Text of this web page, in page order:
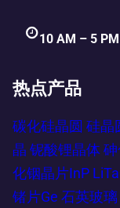
10 AM – 5 PM
热点产品
碳化硅晶圆 硅晶
晶 铌酸锂晶体
化铟晶片InP
锗片Ge 石英玻璃